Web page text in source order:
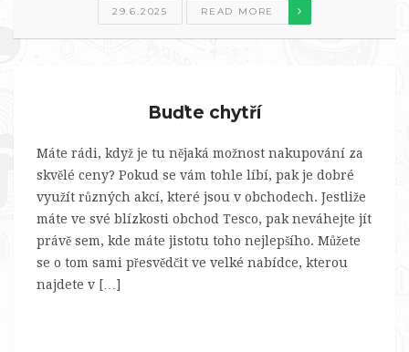
29.6.2025 READ MORE
Buďte chytří
Máte rádi, když je tu nějaká možnost nakupování za
skvělé ceny? Pokud se vám tohle líbí, pak je dobré
využít různých akcí, které jsou v obchodech. Jestliže
máte ve své blízkosti obchod Tesco, pak neváhejte jít
právě sem, kde máte jistotu toho nejlepšího. Můžete
se o tom sami přesvědčit ve velké nabídce, kterou
najdete v […]